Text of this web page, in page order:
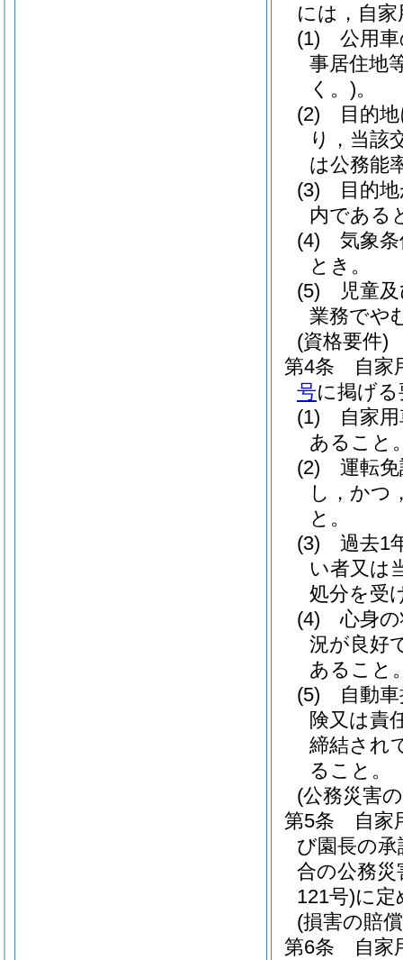
には，自
(1)
公用
事居住地
く。)。
(2)
目的
り，当該
は公務能
(3)
目的
内である
(4)
気象
とき。
(5)
児童
業務でや
(資格要件)
第4条
自家
号に掲げ
(1)
自家
あること
(2)
運転
し，かつ
と。
(3)
過去1
い者又は
処分を受
(4)
心身
況が良好
あること
(5)
自動
険又は責
締結され
ること。
(公務災害
第5条
自家
び園長の
合の公務災
121号)に定
(損害の賠
第6条
自家